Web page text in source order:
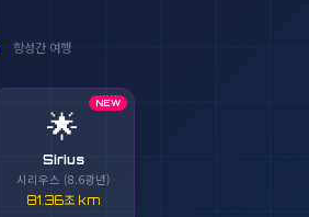
항성간 여행
NEW
🌟
Sirius
시리우스 (8.6광년)
81.36조 km